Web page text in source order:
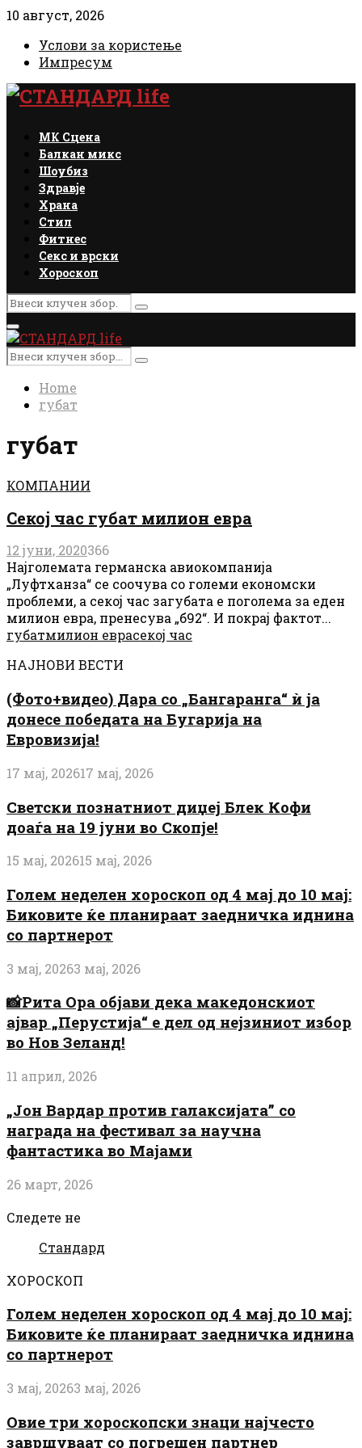
10 август, 2026
Услови за користење
Импресум
Facebook
Instagram
Email
Rss
МК Сцена
Балкан микс
Шоубиз
Здравје
Храна
Стил
Фитнес
Секс и врски
Хороскоп
Search
for:
Search
Primary
Menu
Search
for:
Search
Home
губат
губат
КОМПАНИИ
Секој час губат милион евра
12 јуни, 2020366
Најголемата германска авиокомпанија
„Луфтханза“ се соочува со големи економски
проблеми, а секој час загубата е поголема за еден
милион евра, пренесува „б92“. И покрај фактот...
губатмилион еврасекој час
НАЈНОВИ ВЕСТИ
(Фото+видео) Дара со „Бангаранга“ ѝ ја
донесе победата на Бугарија на
Евровизија!
17 мај, 202617 мај, 2026
Светски познатниот диџеј Блек Кофи
доаѓа на 19 јуни во Скопје!
15 мај, 202615 мај, 2026
Голем неделен хороскоп од 4 мај до 10 мај:
Биковите ќе планираат заедничка иднина
со партнерот
3 мај, 20263 мај, 2026
📸Рита Ора објави дека македонскиот
ајвар „Перустија“ е дел од нејзиниот избор
во Нов Зеланд!
11 април, 2026
„Јон Вардар против галаксијата” со
награда на фестивал за научна
фантастика во Мајами
26 март, 2026
Следете не
Стандард
ХОРОСКОП
Голем неделен хороскоп од 4 мај до 10 мај:
Биковите ќе планираат заедничка иднина
со партнерот
3 мај, 20263 мај, 2026
Овие три хороскопски знаци најчесто
завршуваат со погрешен партнер